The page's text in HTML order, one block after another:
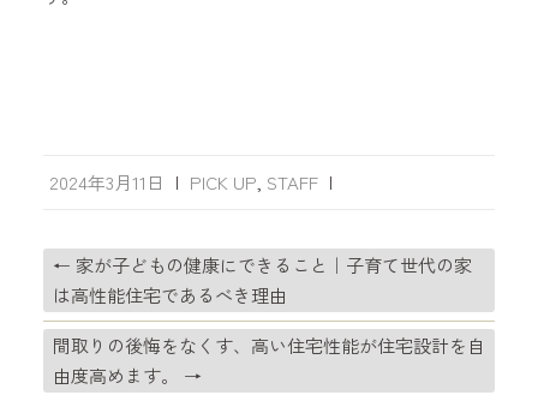
2024年3月11日 | PICK UP, STAFF |
← 家が子どもの健康にできること｜子育て世代の家
は高性能住宅であるべき理由
間取りの後悔をなくす、高い住宅性能が住宅設計を自
由度高めます。 →